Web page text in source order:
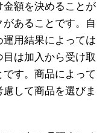
額を決めることが
あることです。自
用結果によっては
は加入から受け取
す。商品によって
して商品を選びま